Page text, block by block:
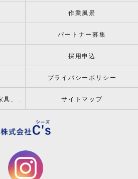
作業風景
パートナー募集
採用申込
プライバシーポリシー
サイトマップ